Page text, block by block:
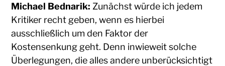
Michael Bednarik: Zunächst würde ich jedem
Kritiker recht geben, wenn es hierbei
ausschließlich um den Faktor der
Kostensenkung geht. Denn inwieweit solche
Überlegungen, die alles andere unberücksichtigt